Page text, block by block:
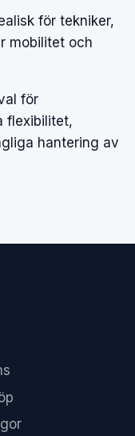
för tekniker,
mobilitet och
för
flexibilitet,
hantering av